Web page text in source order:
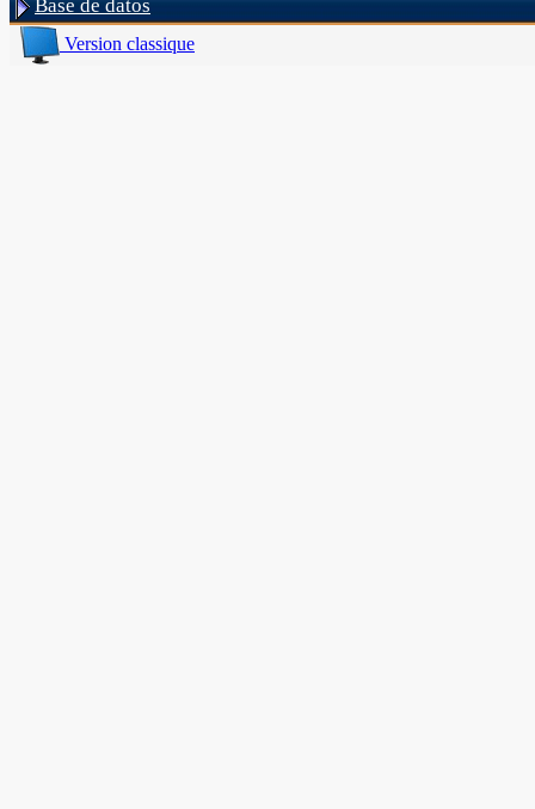
Base de datos
Version classique